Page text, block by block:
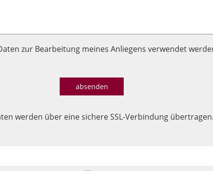
zur Bearbeitung meines Anliegens verwendet
absenden
werden über eine sichere SSL-Verbindung übertragen.